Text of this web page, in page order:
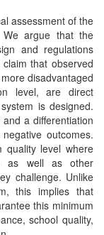
assessment of the
We argue that the
and regulations
that observed
disadvantaged
level, are direct
is designed.
a differentiation
outcomes.
quality level where
as well as other
challenge. Unlike
this implies that
this minimum
school quality,